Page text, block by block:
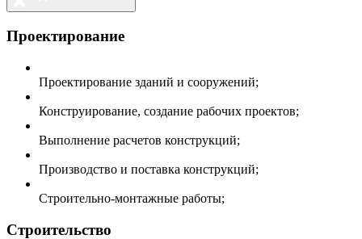
Проектирование
Проектирование зданий и сооружений;
Конструирование, создание рабочих проектов;
Выполнение расчетов конструкций;
Производство и поставка конструкций;
Строительно-монтажные работы;
Строительство